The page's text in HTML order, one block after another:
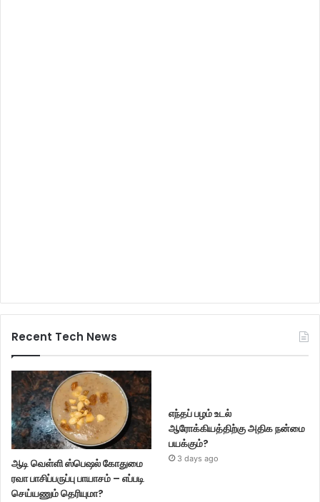
Recent Tech News
ஆடி வெள்ளி ஸ்பெஷல் கோதுமை
ரவா பாசிப்பருப்பு பாயாசம் – எப்படி
செய்யணும் தெரியுமா?
எந்தப் பழம் உடல்
ஆரோக்கியத்திற்கு அதிக நன்மை
பயக்கும்?
3 days ago